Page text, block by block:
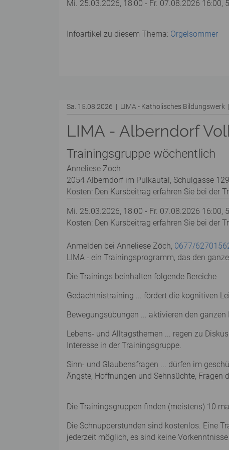
Mi. 25.03.2026, 18:00 - Fr. 07.08.2026 16:00,
Infoartikel zu diesem Thema: Orgelsommer
Sa. 15.08.2026 | LIMA - Katholisches Bildungswerk
LIMA - Alberndorf
Trainingsgruppe wöchentlich
Anneliese Zöch
2054 Alberndorf im Pulkautal, Schulgasse
Kosten: Den Kursbeitrag erfahren Sie bei der
Mi. 25.03.2026, 18:00 - Fr. 07.08.2026 16:00,
Kosten: Den Kursbeitrag erfahren Sie bei der
Anmelden bei Anneliese Zöch, 0677/
LIMA - ein Trainingsprogramm, das den
Die Trainings beinhalten folgende Bereiche
Gedächtnistraining ... fördert die kognitiven
Bewegungsübungen ... aktivieren den
Lebens- und Alltagsthemen ... regen zu
Interesse in der Trainingsgruppe.
Sinn- und Glaubensfragen ... dürfen im
Ängste, Hoffnungen und Sehnsüchte, Fragen
Die Trainingsgruppen finden (meistens) 10
Die Schnupperstunden sind kostenlos. Eine
jederzeit möglich, es sind keine